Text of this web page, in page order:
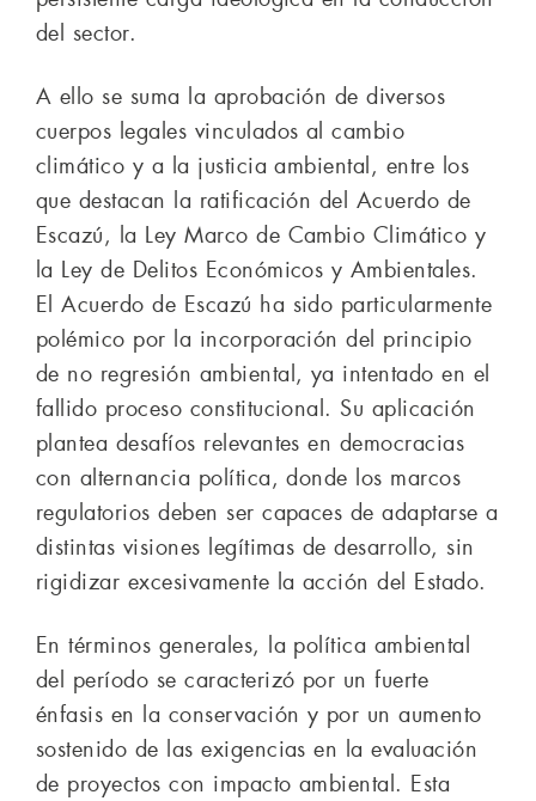
del sector.
A ello se suma la aprobación de diversos
cuerpos legales vinculados al cambio
climático y a la justicia ambiental, entre los
que destacan la ratificación del Acuerdo de
Escazú, la Ley Marco de Cambio Climático y
la Ley de Delitos Económicos y Ambientales.
El Acuerdo de Escazú ha sido particularmente
polémico por la incorporación del principio
de no regresión ambiental, ya intentado en el
fallido proceso constitucional. Su aplicación
plantea desafíos relevantes en democracias
con alternancia política, donde los marcos
regulatorios deben ser capaces de adaptarse a
distintas visiones legítimas de desarrollo, sin
rigidizar excesivamente la acción del Estado.
En términos generales, la política ambiental
del período se caracterizó por un fuerte
énfasis en la conservación y por un aumento
sostenido de las exigencias en la evaluación
de proyectos con impacto ambiental. Esta